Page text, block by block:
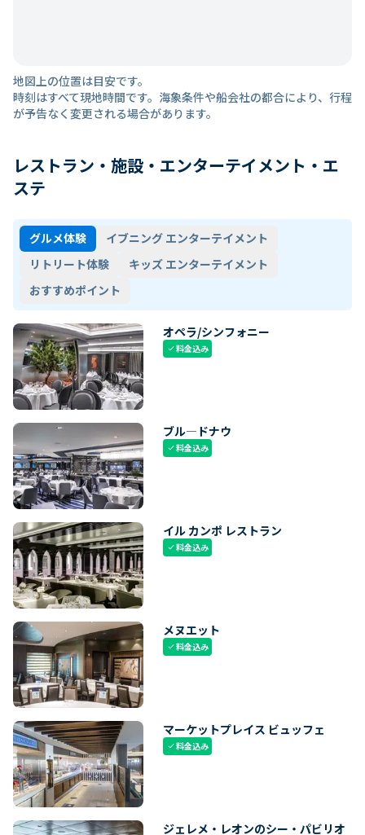
地図上の位置は目安です。
時刻はすべて現地時間です。海象条件や船会社の都合により、行程
が予告なく変更される場合があります。
レストラン・施設・エンターテイメント・エ
ステ
グルメ体験
イブニング エンターテイメント
リトリート体験
キッズ エンターテイメント
おすすめポイント
オペラ/シンフォニー
check料金込み
ブル―ドナウ
check料金込み
イル カンポ レストラン
check料金込み
メヌエット
check料金込み
マーケットプレイス ビュッフェ
check料金込み
ジェレメ・レオンのシー・パビリオ